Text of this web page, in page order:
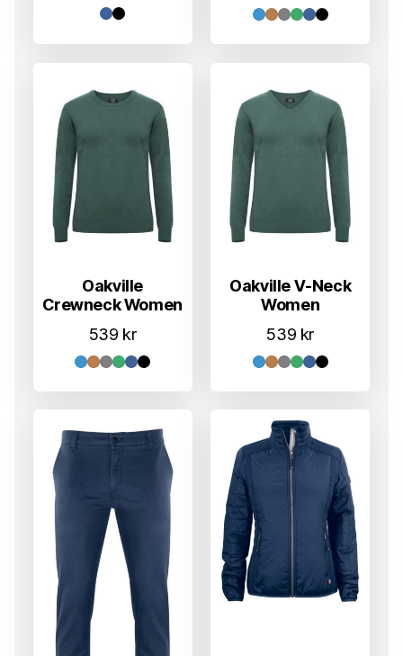
Oakville
Crewneck Women
539 kr
Oakville V-Neck
Women
539 kr